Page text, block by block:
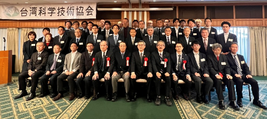
President Lai interviewed by AFP
President Lai holds press conference on
Taiwan- US Economic Prosperity
Partnership Dialogue
FM Lin attends Taiwan Panorama exhibit
at TIBE
President Lai meets US delegation led by
Senator Ruben Gallego
MOFA, MODA team up to promote